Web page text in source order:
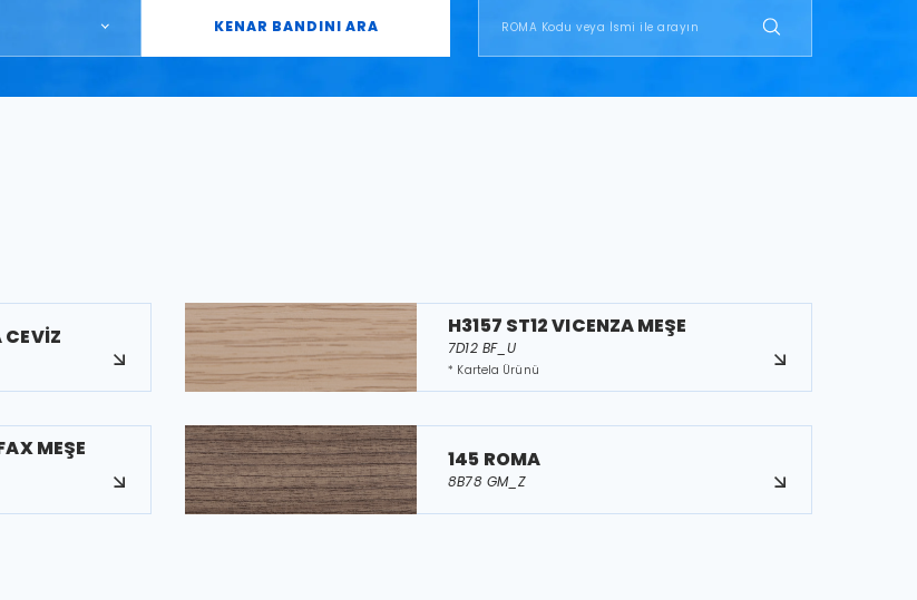
KENAR BANDINI ARA
H3157 ST12 VICENZA MEŞE
7D12 BF_U
* Kartela Ürünü
MEŞE 145 ROMA
8B78 GM_Z